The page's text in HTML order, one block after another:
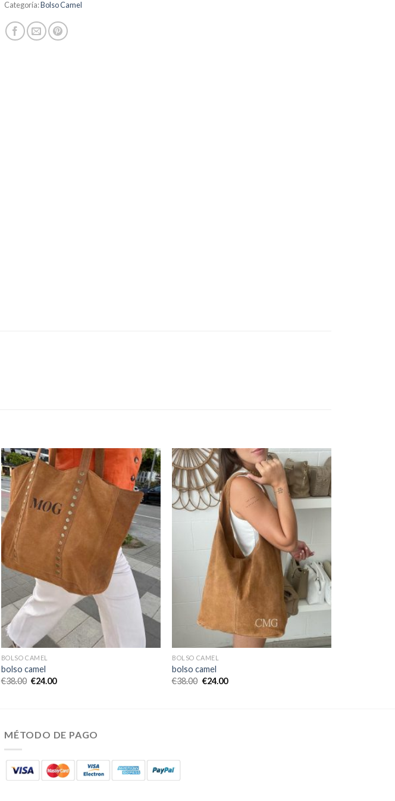
Categoría:Bolso Camel
BOLSO CAMEL
bolso camel
€38.00 €24.00
BOLSO CAMEL
bolso camel
€38.00 €24.00
MÉTODO DE PAGO